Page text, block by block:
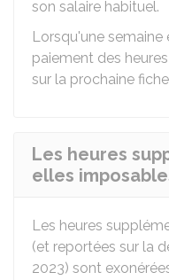
son salaire habituel.
Lorsqu'une semaine
paiement des
sur la prochaine
Les heures
elles
Les heures
(et reportées sur la
2023) sont